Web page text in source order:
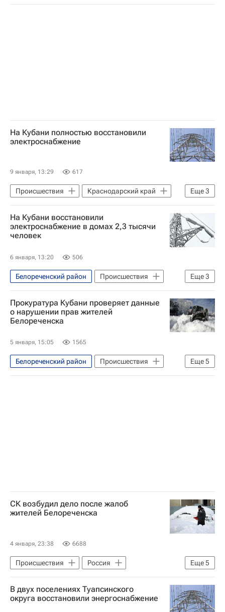
Россия
Краснодарский край
На Кубани полностью восстановили
электроснабжение
9 января, 13:29 617
Еще3
Происшествия
Краснодарский край
Апшеронский район
Усть-Лабинский район
Вениамин Кондратьев
На Кубани восстановили
электроснабжение в домах 2,3 тысячи
человек
6 января, 13:20 506
Еще3
Белореченский район
Происшествия
Краснодарский край
Усть-Лабинский район
Вениамин Кондратьев
Прокуратура Кубани проверяет данные
о нарушении прав жителей
Белореченска
5 января, 15:05 1565
Еще5
Белореченский район
Происшествия
Белореченск
Краснодарский край
СК возбудил дело после жалоб
жителей Белореченска
4 января, 23:38 6688
Еще5
Происшествия
Россия
Белореченск
Краснодарский край
Александр Бастрыкин
В двух поселениях Туапсинского
округа восстановили энергоснабжение